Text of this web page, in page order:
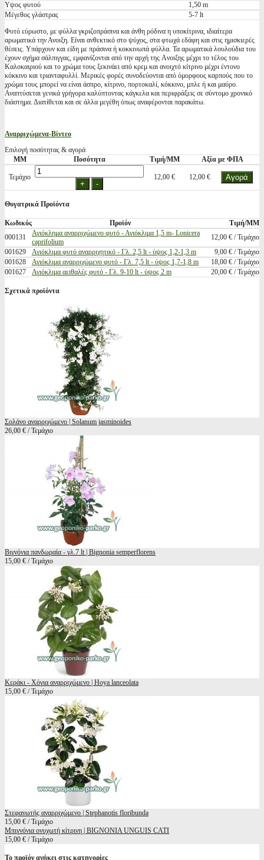
Υψος φυτού
1,50 m
Μέγεθος γλάστρας
5-7 lt
Φυτό εύρωστο, με φύλλα γκριζοπράσινα και άνθη ρόδινα η υποκίτρινα, ιδιαίτερα
αρωματικά την Ανοιξη. Είναι ανθεκτικό στο ψύχος, στα φτωχά εδάφη και στις ημισκιερές
θέσεις. Υπάρχουν και είδη με πράσινα ή κοκκινωπά φύλλα. Τα αρωματικά λουλούδια του
έχουν σχήμα σάλπιγγας, εμφανίζονται από την αρχή της Aνοιξης μέχρι το τέλος του
Kαλοκαιριού και το χρώμα τους ξεκινάει από κρεμ και ανοιχτό κίτρινο μέχρι έντονο
κόκκινο και τριανταφυλλί. Μερικές φορές συνοδεύονται από όμορφους καρπούς που το
χρώμα τους μπορεί να είναι άσπρο, κίτρινο, πορτοκαλί, κόκκινο, μπλε ή και μαύρο.
Αναπτύσεται γενικά γρήγορα καλύπτοντας κάγκελα και περιφράξεις σε σύντομο χρονικό
διάστημα. Διατίθεται και σε άλλα μεγέθη όπως αναφέρονται παρακάτω.
Αναρριχώμενα-Βίντεο
Επιλογή ποσότητας & αγορά
ΜΜ
Ποσότητα Τιμή/ΜΜ Αξία με ΦΠΑ
Τεμάχιο 12,00 € 12,00 €
Θυγατρικά Προϊόντα
Κωδικός Προϊόν
Τιμή/ΜΜ
000131
Αγιόκλημα αναρριχώμενο φυτό - Αγιόκλιμα 1,5 m- Lonicera
caprifolium
12,00 € / Τεμάχιο
001629
Αγιόκλιμα φυτό αναρριχητικό - Γλ. 2,5 lt - ύψος 1,2-1,3 m
9,00 € / Τεμάχιο
001628
Αγιόκλιμα αναρριχώμενο φυτό - Γλ. 7,5 lt - ύψος 1,7-1,8 m
18,00 € / Τεμάχιο
001627
Αγιόκλιμα αειθαλές φυτό - Γλ. 9-10 lt - ύψος 2 m 20,00 € / Τεμάχιο
Σχετικά προϊόντα
Σολάνο αναρριχώμενο | Solanum jasminoides
26,00 € / Τεμάχιο
Βιγνόνια πανδωραία - γλ.7 lt | Bignonia semperflorens
15,00 € / Τεμάχιο
Κεράκι - Χόγια αναρριχώμενο | Hoya lanceolata
15,00 € / Τεμάχιο
Στεφανωτής αναρριχώμενο | Stephanotis floribunda
15,00 € / Τεμάχιο
Μπιγνόνια ονυχωτή κίτρινη | BIGNONIA UNGUIS CATI
15,00 € / Τεμάχιο
Το προϊόν ανήκει στις κατηγορίες